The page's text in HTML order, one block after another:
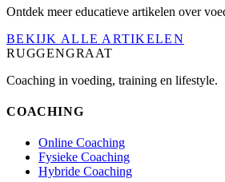
Ontdek meer educatieve artikelen over
BEKIJK ALLE ARTIKELEN
RUGGENGRAAT
Coaching in voeding, training en lifestyle.
COACHING
Online Coaching
Fysieke Coaching
Hybride Coaching